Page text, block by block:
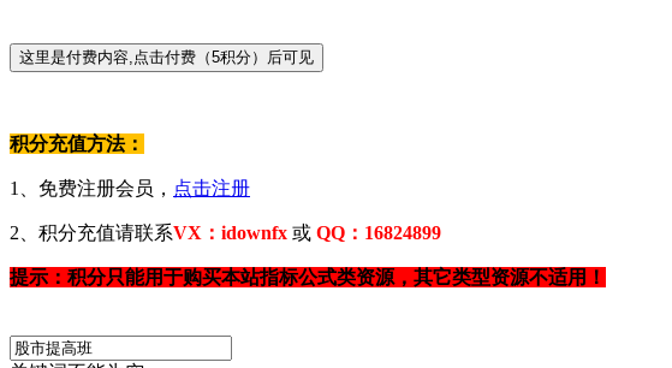
积分充值方法：
1、免费注册会员， 点击注册
2、积分充值请联系VX：idownfx 或 QQ：16824899
提示：积分只能用于购买本站指标公式类资源，其它类型资源不适用！